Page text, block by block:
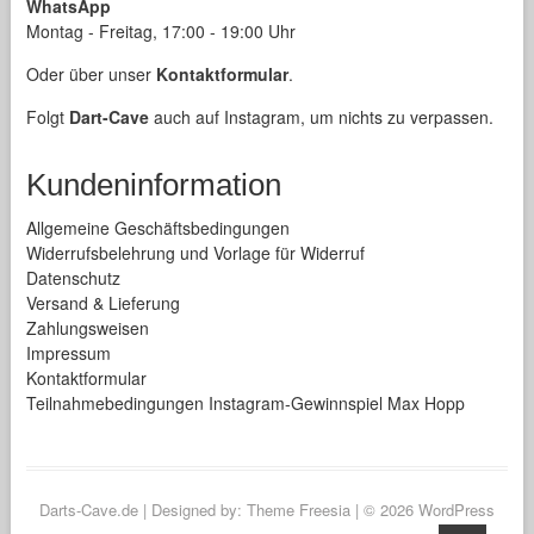
WhatsApp
Montag - Freitag, 17:00 - 19:00 Uhr
Oder über unser Kontaktformular.
Folgt Dart-Caveauch auf Instagram, um nichts zu verpassen.
Kundeninformation
Allgemeine Geschäftsbedingungen
Widerrufsbelehrung und Vorlage für Widerruf
Datenschutz
Versand & Lieferung
Zahlungsweisen
Impressum
Kontaktformular
Teilnahmebedingungen Instagram-Gewinnspiel Max Hopp
Darts-Cave.de| Designed by: Theme Freesia| © 2026 WordPress